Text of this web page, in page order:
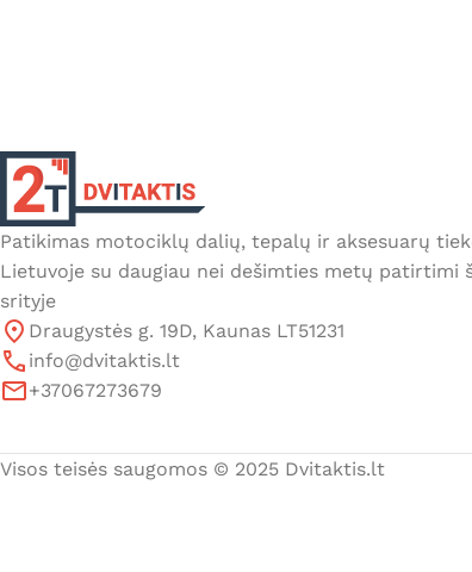
Patikimas motociklų dalių, tepalų ir aksesuarų
Lietuvoje su daugiau nei dešimties metų patirtimi
srityje
Draugystės g. 19D, Kaunas LT51231
info@dvitaktis.lt
+37067273679
Visos teisės saugomos © 2025 Dvitaktis.lt